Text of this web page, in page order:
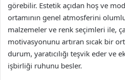
görebilir. Estetik açıdan hoş ve
ortamının genel atmosferini
malzemeler ve renk seçimleri ile,
motivasyonunu artıran sıcak bir
durum, yaratıcılığı teşvik eder ve
işbirliği ruhunu besler.